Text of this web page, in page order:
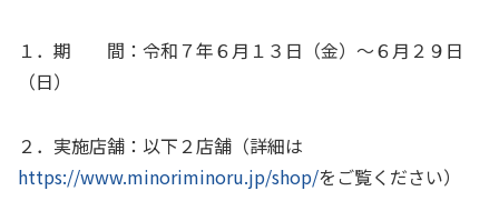
１．期 間：令和７年６月１３日（金）～６月２９日
（日）
２．実施店舗：以下２店舗（詳細は
https://www.minoriminoru.jp/shop/をご覧ください）